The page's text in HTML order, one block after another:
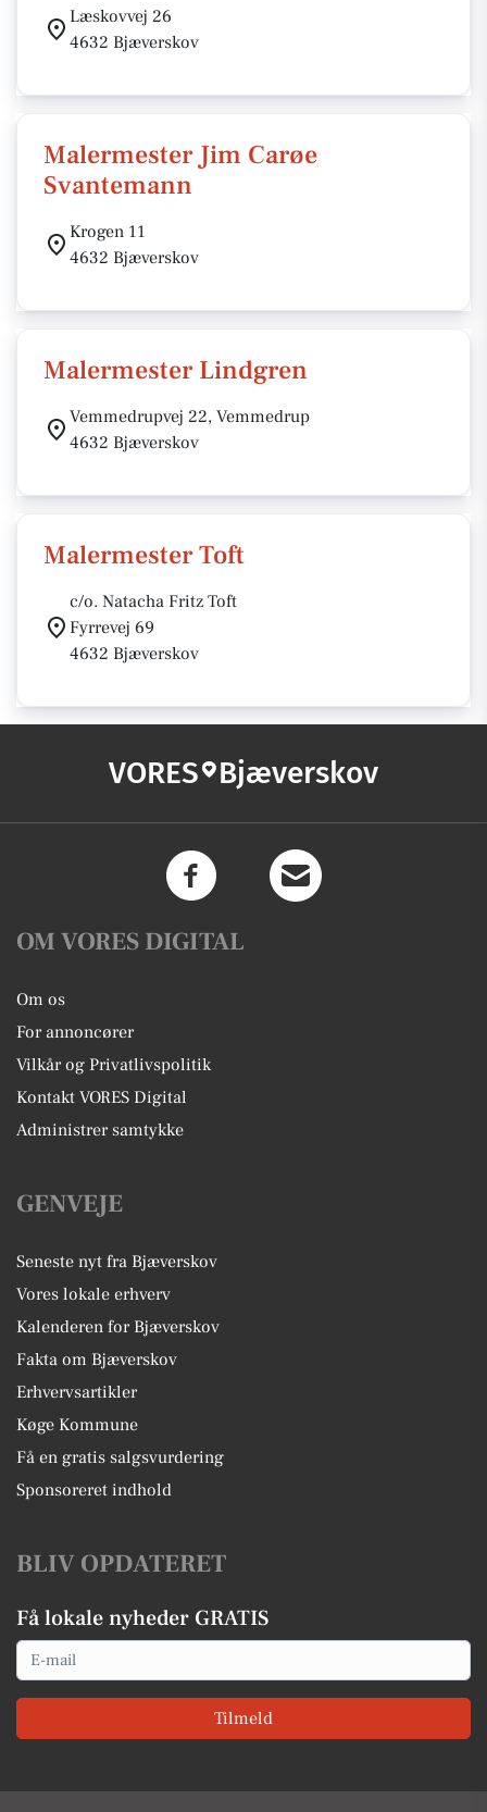
Læskovvej 26
4632 Bjæverskov
Malermester Jim Carøe
Svantemann
Krogen 11
4632 Bjæverskov
Malermester Lindgren
Vemmedrupvej 22, Vemmedrup
4632 Bjæverskov
Malermester Toft
c/o. Natacha Fritz Toft
Fyrrevej 69
4632 Bjæverskov
VORES Bjæverskov
OM VORES DIGITAL
Om os
For annoncører
Vilkår og Privatlivspolitik
Kontakt VORES Digital
Administrer samtykke
GENVEJE
Seneste nyt fra Bjæverskov
Vores lokale erhverv
Kalenderen for Bjæverskov
Fakta om Bjæverskov
Erhvervsartikler
Køge Kommune
Få en gratis salgsvurdering
Sponsoreret indhold
BLIV OPDATERET
Få lokale nyheder GRATIS
Email
Tilmeld